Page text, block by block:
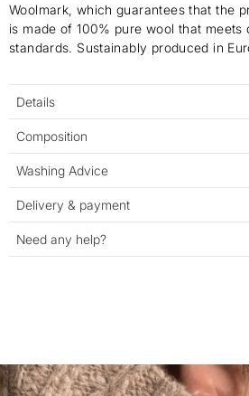
Woolmark, which guarantees that the
is made of 100% pure wool that meets
standards. Sustainably produced in
Details
Composition
Washing Advice
Delivery & payment
Need any help?